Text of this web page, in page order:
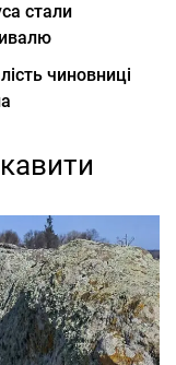
стали
чиновниці